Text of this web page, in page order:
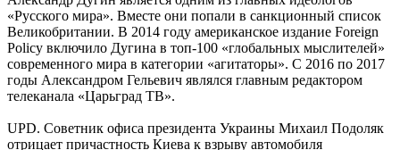
«Русского мира». Вместе они попали в санкционный список
Великобритании. В 2014 году американское издание Foreign
Policy включило Дугина в топ-100 «глобальных мыслителей»
современного мира в категории «агитаторы». С 2016 по 2017
годы Александром Гельевич являлся главным редактором
телеканала «Царьград ТВ».
UPD. Советник офиса президента Украины Михаил Подоляк
отрицает причастность Киева к взрыву автомобиля